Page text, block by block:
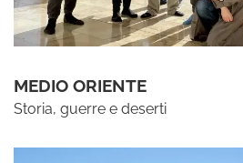
MEDIO ORIENTE
Storia, guerre e deserti